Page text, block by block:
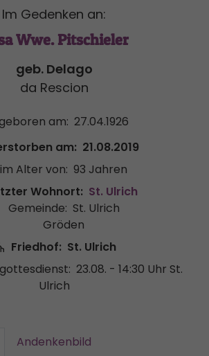
Im Gedenken an:
Wwe. Pitschieler
geb. Delago
da Rescion
am: 27.04.1926
am: 21.08.2019
im Alter von: 93 Jahren
Wohnort: St. Ulrich
Gemeinde: St. Ulrich
Gröden
Friedhof: St. Ulrich
23.08. - 14:30 Uhr St.
Ulrich
Andenkenbild